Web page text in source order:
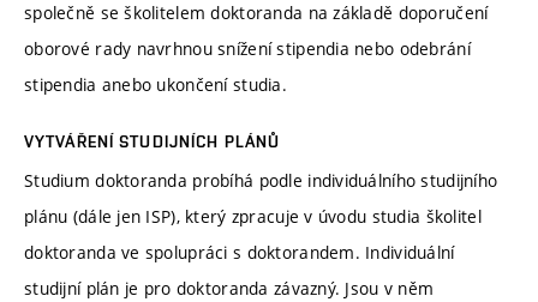
společně se školitelem doktoranda na základě doporučení
oborové rady navrhnou snížení stipendia nebo odebrání
stipendia anebo ukončení studia.
VYTVÁŘENÍ STUDIJNÍCH PLÁNŮ
Studium doktoranda probíhá podle individuálního studijního
plánu (dále jen ISP), který zpracuje v úvodu studia školitel
doktoranda ve spolupráci s doktorandem. Individuální
studijní plán je pro doktoranda závazný. Jsou v něm